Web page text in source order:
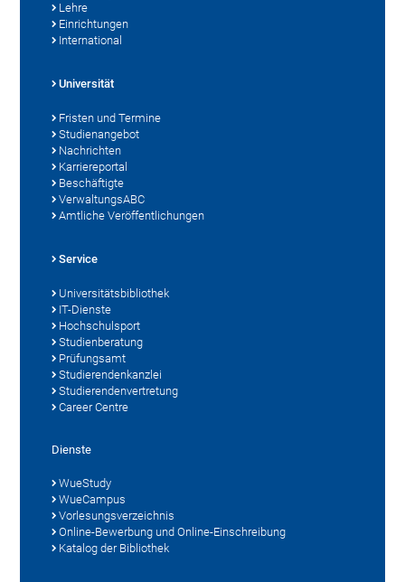
Lehre
Einrichtungen
International
Universität
Fristen und Termine
Studienangebot
Nachrichten
Karriereportal
Beschäftigte
VerwaltungsABC
Amtliche Veröffentlichungen
Service
Universitätsbibliothek
IT-Dienste
Hochschulsport
Studienberatung
Prüfungsamt
Studierendenkanzlei
Studierendenvertretung
Career Centre
Dienste
WueStudy
WueCampus
Vorlesungsverzeichnis
Online-Bewerbung und Online-Einschreibung
Katalog der Bibliothek